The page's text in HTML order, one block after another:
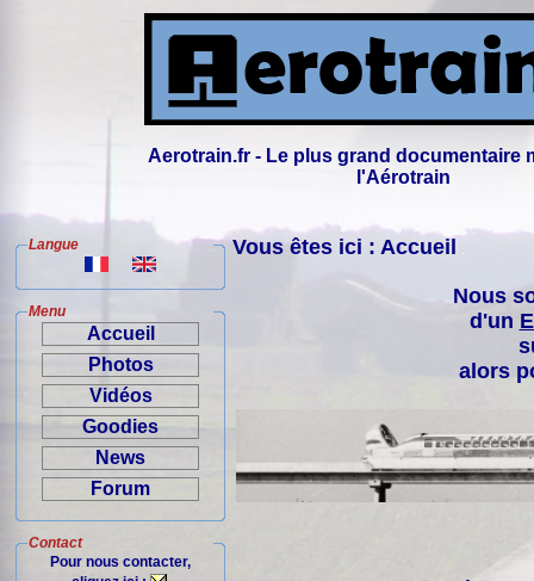
Aerotrain.fr - Le plus grand documentaire
l'Aérotrain
Langue
Menu
Accueil
Photos
Vidéos
Goodies
News
Forum
Contact
Pour nous contacter,
Vous êtes ici : Accueil
Nous
d'un
alors